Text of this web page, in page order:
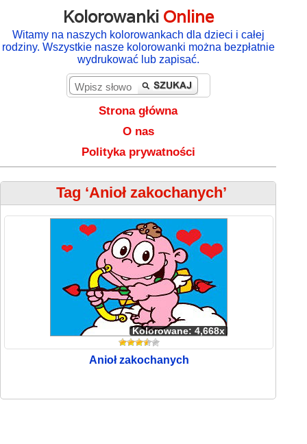
Kolorowanki Online
Witamy na naszych kolorowankach dla dzieci i całej
rodziny. Wszystkie nasze kolorowanki można bezpłatnie
wydrukować lub zapisać.
Strona główna
O nas
Polityka prywatności
Tag ‘Anioł zakochanych’
Kolorowane: 4,668x
Anioł zakochanych